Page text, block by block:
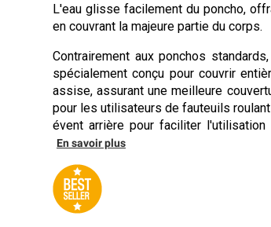
L'eau glisse facilement du poncho,
en couvrant la majeure partie du corps.
Contrairement aux ponchos
spécialement conçu pour couvrir
assise, assurant une meilleure
pour les utilisateurs de fauteuils
évent arrière pour faciliter
En savoir plus